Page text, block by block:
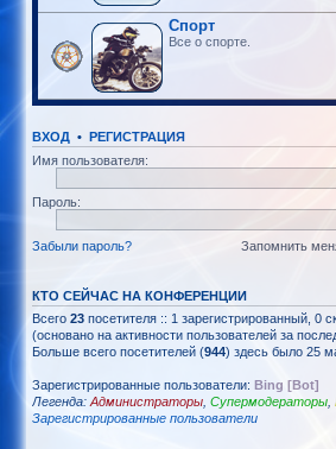
Спорт
Все о спорте.
ВХОД •РЕГИСТРАЦИЯ
Имя пользователя:
Пароль:
Забыли пароль? Запомнить
КТО СЕЙЧАС НА КОНФЕРЕНЦИИ
Всего23 посетителя :: 1 зарегистрированный, 0
(основано на активности пользователей за
Больше всего посетителей (944) здесь было 25
Зарегистрированные пользователи:Bing [Bot]
Легенда:Администраторы ,Супермодераторы ,
Зарегистрированные пользователи